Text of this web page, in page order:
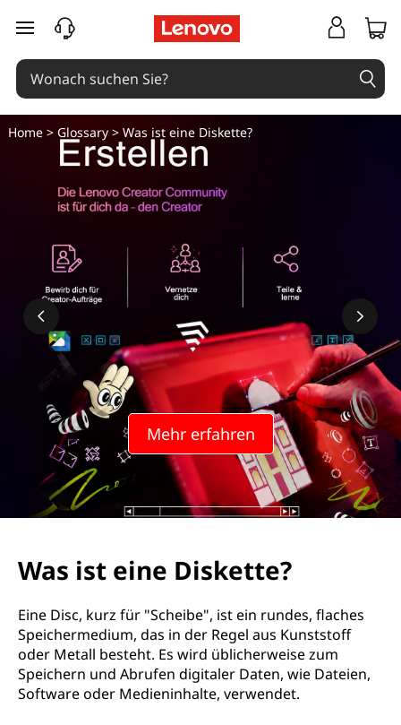
zum Hauptinhalt springen
Mehr erfahren
Home> Glossary> Was ist eine Diskette?
Was ist eine Diskette?
Eine Disc, kurz für "Scheibe", ist ein rundes, flaches
Speichermedium, das in der Regel aus Kunststoff
oder Metall besteht. Es wird üblicherweise zum
Speichern und Abrufen digitaler Daten, wie Dateien,
Software oder Medieninhalte, verwendet.